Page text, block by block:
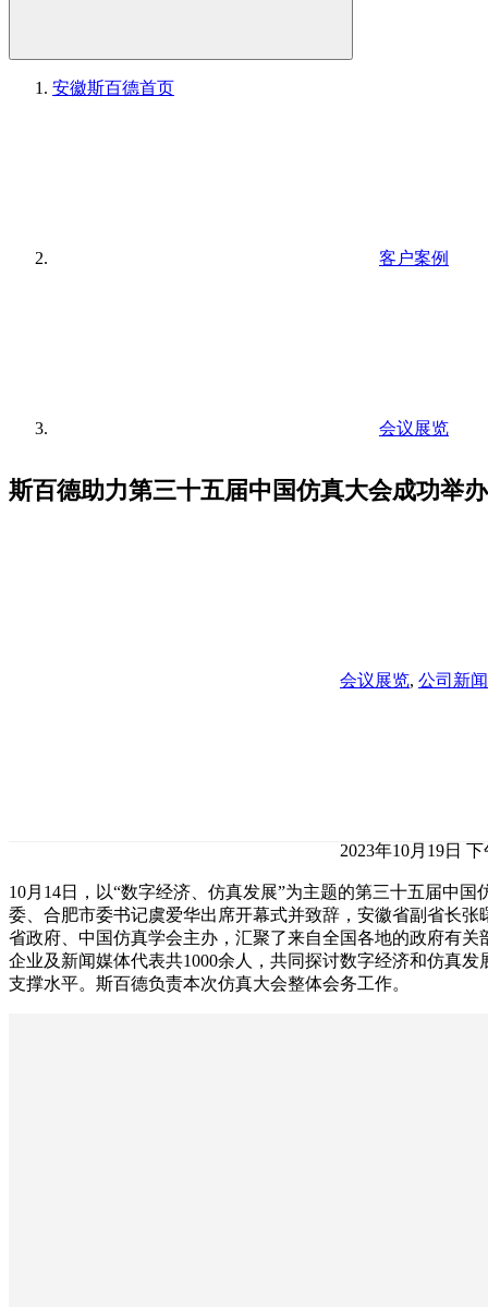
安徽斯百德首页
客户案例
会议展览
斯百德助力第三十五届中国仿真大会成功举办
会议展览, 公司新闻
2023年10月19日 下
10月14日，以“数字经济、仿真发展”为主题的第三十五届中
委、合肥市委书记虞爱华出席开幕式并致辞，安徽省副省长
省政府、中国仿真学会主办，汇聚了来自全国各地的政府有
企业及新闻媒体代表共1000余人，共同探讨数字经济和仿真
支撑水平。斯百德负责本次仿真大会整体会务工作。